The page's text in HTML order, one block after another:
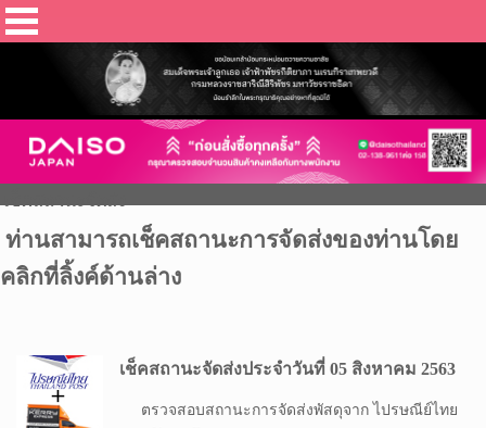
เช็คสถานะจัดส่ง
ท่านสามารถเช็คสถานะการจัดส่งของท่านโดย
คลิกที่ลิ้งค์ด้านล่าง
เช็คสถานะจัดส่งประจำวันที่ 05 สิงหาคม 2563
ตรวจสอบสถานะการจัดส่งพัสดุจาก ไปรษณีย์ไทย